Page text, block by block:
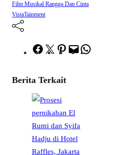
Film Musikal Rangga Dan Cinta
VistaTainment
Facebook
TwitterPinterest
Mail
Berita Terkait